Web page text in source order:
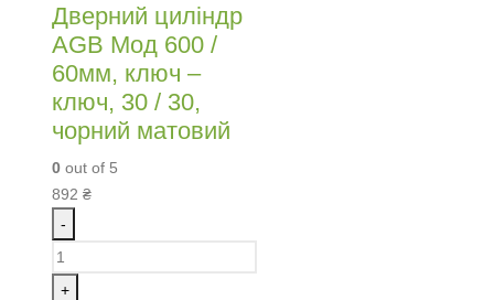
Дверний циліндр
AGB Мод 600 /
60мм, ключ –
ключ, 30 / 30,
чорний матовий
0 out of 5
892 ₴
-
+